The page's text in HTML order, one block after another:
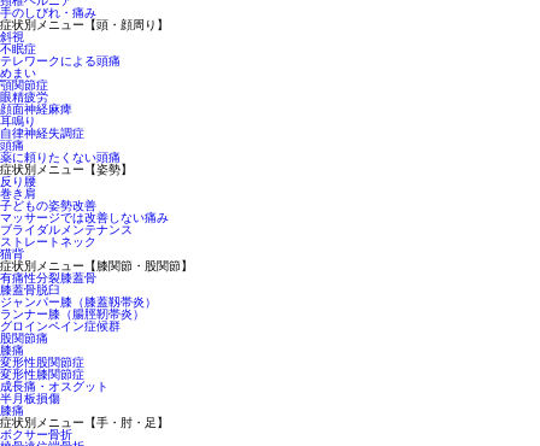
手のしびれ・痛み
症状別メニュー【頭・顔周り】
斜視
不眠症
テレワークによる頭痛
めまい
顎関節症
眼精疲労
顔面神経麻痺
耳鳴り
自律神経失調症
頭痛
薬に頼りたくない頭痛
症状別メニュー【姿勢】
反り腰
巻き肩
子どもの姿勢改善
マッサージでは改善しない痛み
ブライダルメンテナンス
ストレートネック
猫背
症状別メニュー【膝関節・股関節】
有痛性分裂膝蓋骨
膝蓋骨脱臼
ジャンパー膝（膝蓋靱帯炎）
ランナー膝（腸脛靭帯炎）
グロインペイン症候群
股関節痛
膝痛
変形性股関節症
変形性膝関節症
成長痛・オスグット
半月板損傷
膝痛
症状別メニュー【手・肘・足】
ボクサー骨折